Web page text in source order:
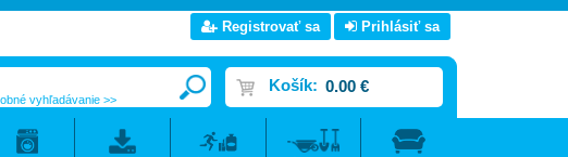
Registrovať sa Prihlásiť sa
Košík: 0.00 €
vyhľadávanie >>